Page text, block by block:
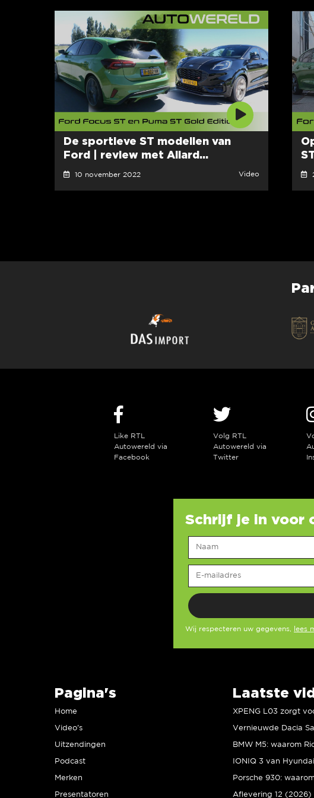
De sportieve ST modellen van
Ford | review met Allard...
10 november 2022 Video
Like RTL
Autowereld via
Facebook
Volg RTL
Autowereld via
Twitter
Schrijf je in voor
Wij respecteren uw gegevens, lees
Pagina's
Home
Video’s
Uitzendingen
Podcast
Merken
Presentatoren
Laatste
IONIQ 3 van
Aflevering 12 (2026)